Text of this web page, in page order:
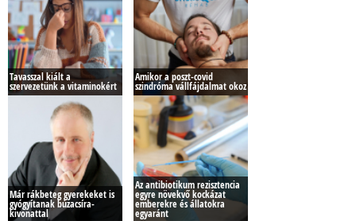
Tavasszal kiált a
szervezetünk a vitaminokért
Amikor a poszt-covid
szindróma vállfájdalmat okoz
Már rákbeteg gyerekeket is
gyógyítanak búzacsíra-
kivonattal
Az antibiotikum rezisztencia
egyre növekvő kockázat
emberekre és állatokra
egyaránt